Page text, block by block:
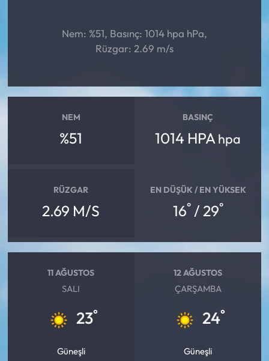
Nem: %51, Basınç: 1014 hpa hPa,
Rüzgar: 2.69 m/s
NEM
%51
BASINÇ
1014 HPA hpa
RÜZGAR
2.69 M/S
EN DÜŞÜK / EN YÜKSEK
16°/ 29°
11 AĞUSTOS
SALI
23°
Güneşli
12 AĞUSTOS
ÇARŞAMBA
24°
Güneşli